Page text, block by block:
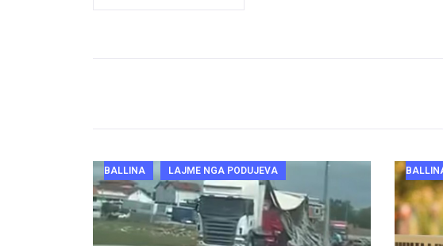
BALLINA LAJME NGA PODUJEVA